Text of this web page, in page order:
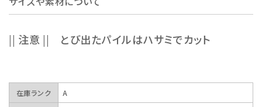
|| 注意 || とび出たパイルはハサミでカット
在庫ランク
A